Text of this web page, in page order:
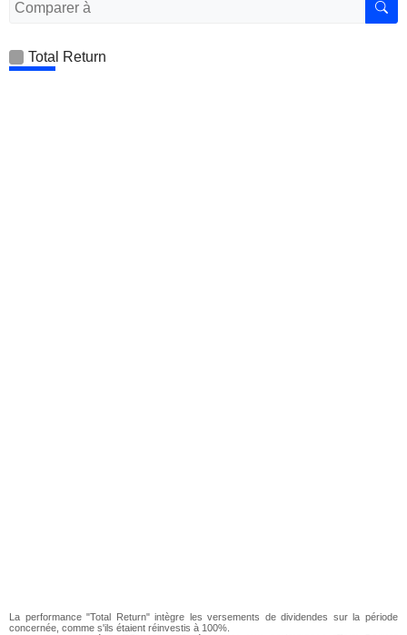
Total Return
La performance "Total Return" intègre les versements de dividendes sur la période
concernée, comme s'ils étaient réinvestis à 100%.